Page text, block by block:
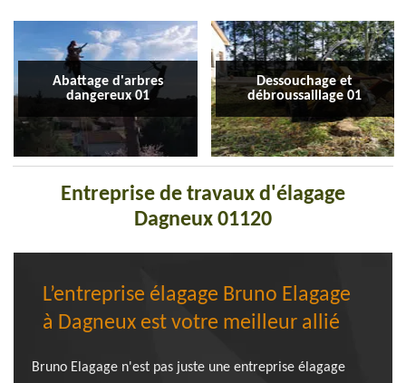
Abattage d'arbres
dangereux 01
Dessouchage et
débroussaillage 01
Entreprise de travaux d'élagage
Dagneux 01120
L’entreprise élagage Bruno Elagage
à Dagneux est votre meilleur allié
Bruno Elagage n'est pas juste une entreprise élagage